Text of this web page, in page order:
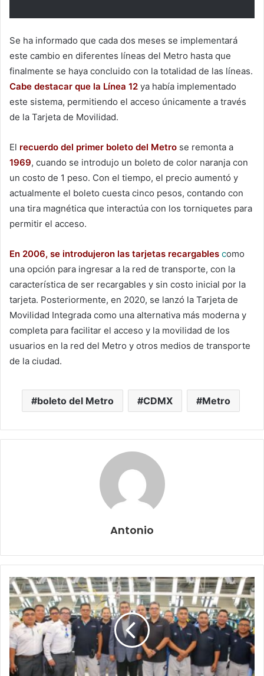
Se ha informado que cada dos meses se implementará
este cambio en diferentes líneas del Metro hasta que
finalmente se haya concluido con la totalidad de las líneas.
Cabe destacar que la Línea 12 ya había implementado
este sistema, permitiendo el acceso únicamente a través
de la Tarjeta de Movilidad.
El recuerdo del primer boleto del Metro se remonta a
1969, cuando se introdujo un boleto de color naranja con
un costo de 1 peso. Con el tiempo, el precio aumentó y
actualmente el boleto cuesta cinco pesos, contando con
una tira magnética que interactúa con los torniquetes para
permitir el acceso.
En 2006, se introdujeron las tarjetas recargables como
una opción para ingresar a la red de transporte, con la
característica de ser recargables y sin costo inicial por la
tarjeta. Posteriormente, en 2020, se lanzó la Tarjeta de
Movilidad Integrada como una alternativa más moderna y
completa para facilitar el acceso y la movilidad de los
usuarios en la red del Metro y otros medios de transporte
de la ciudad.
boleto del Metro CDMX Metro
Antonio